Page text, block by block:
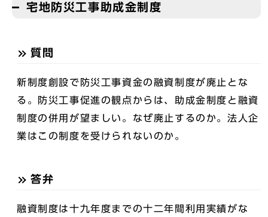
宅地防災工事助成金制度
質問
新制度創設で防災工事資金の融資制度が廃止とな
る。防災工事促進の観点からは、助成金制度と融資
制度の併用が望ましい。なぜ廃止するのか。法人企
業はこの制度を受けられないのか。
答弁
融資制度は十九年度までの十二年間利用実績がな